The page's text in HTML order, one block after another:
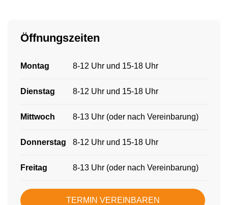
Öffnungszeiten
Montag 8-12 Uhr und 15-18 Uhr
Dienstag 8-12 Uhr und 15-18 Uhr
Mittwoch 8-13 Uhr (oder nach Vereinbarung)
Donnerstag 8-12 Uhr und 15-18 Uhr
Freitag 8-13 Uhr (oder nach Vereinbarung)
TERMIN VEREINBAREN